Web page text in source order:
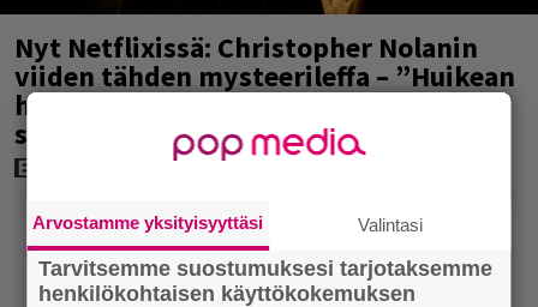
Nyt Netflixissä: Christopher Nolanin
viiden tähden mysteerileffa – ”Huikean
hienosti kirjoitettu yllätyskäänteiden
sarja”
Arvostamme yksityisyyttäsi Valintasi
Tarvitsemme suostumuksesi tarjotaksemme
henkilökohtaisen käyttökokemuksen